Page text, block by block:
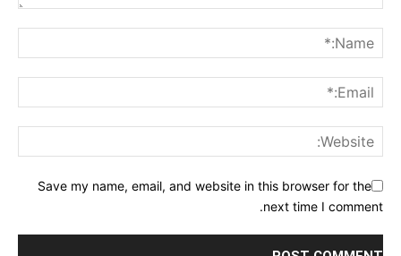
Save my name, email, and website in this browser for the
next time I comment.